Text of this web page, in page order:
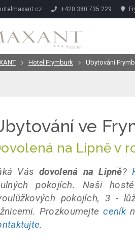
+420 380 735 229
Hotel Frymburk Ubytování
ve
na Lipně v
Vásdovolená na Lipně?
pokojích. Naši
pokojích, 3 -
Prozkoumejteceník
.